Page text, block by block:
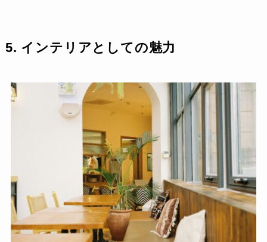
5. インテリアとしての魅力